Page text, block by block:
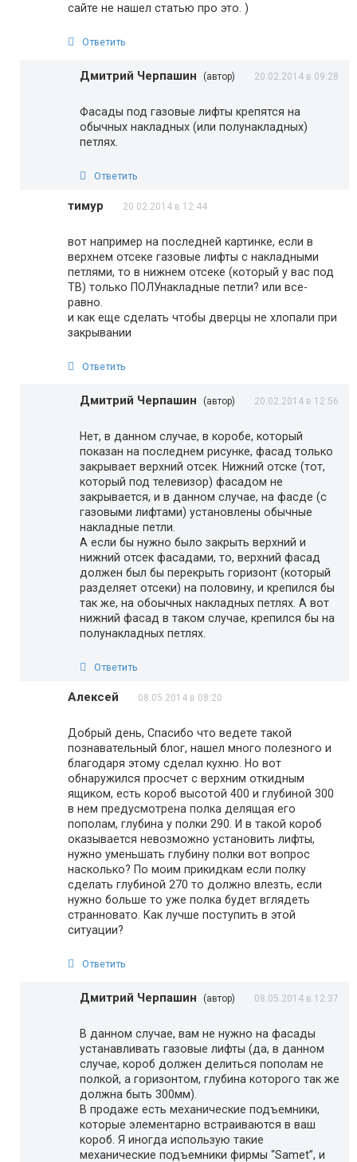
сайте не нашел статью про это. )
Ответить
Дмитрий Черпашин (автор) 20.02.2014 в 09:28
Фасады под газовые лифты крепятся на
обычных накладных (или полунакладных)
петлях.
Ответить
тимур 20.02.2014 в 12:44
вот например на последней картинке, если в
верхнем отсеке газовые лифты с накладными
петлями, то в нижнем отсеке (который у вас под
ТВ) только ПОЛУнакладные петли? или все-
равно.
и как еще сделать чтобы дверцы не хлопали при
закрывании
Ответить
Дмитрий Черпашин (автор) 20.02.2014 в 12:56
Нет, в данном случае, в коробе, который
показан на последнем рисунке, фасад только
закрывает верхний отсек. Нижний отске (тот,
который под телевизор) фасадом не
закрывается, и в данном случае, на фасде (с
газовыми лифтами) установлены обычные
накладные петли.
А если бы нужно было закрыть верхний и
нижний отсек фасадами, то, верхний фасад
должен был бы перекрыть горизонт (который
разделяет отсеки) на половину, и крепился бы
так же, на обоычных накладных петлях. А вот
нижний фасад в таком случае, крепился бы на
полунакладных петлях.
Ответить
Алексей 08.05.2014 в 08:20
Добрый день, Спасибо что ведете такой
познавательный блог, нашел много полезного и
благодаря этому сделал кухню. Но вот
обнаружился просчет с верхним откидным
ящиком, есть короб высотой 400 и глубиной 300
в нем предусмотрена полка делящая его
пополам, глубина у полки 290. И в такой короб
оказывается невозможно установить лифты,
нужно уменьшать глубину полки вот вопрос
насколько? По моим прикидкам если полку
сделать глубиной 270 то должно влезть, если
нужно больше то уже полка будет вглядеть
странновато. Как лучше поступить в этой
ситуации?
Ответить
Дмитрий Черпашин (автор) 08.05.2014 в 12:37
В данном случае, вам не нужно на фасады
устанавливать газовые лифты (да, в данном
случае, короб должен делиться пополам не
полкой, а горизонтом, глубина которого так же
должна быть 300мм).
В продаже есть механические подъемники,
которые элементарно встраиваются в ваш
короб. Я иногда использую такие
механические подъемники фирмы “Samet”, и